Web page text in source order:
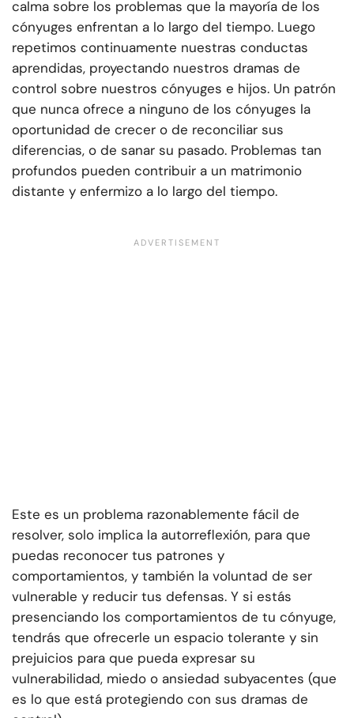
calma sobre los problemas que la mayoría de los
cónyuges enfrentan a lo largo del tiempo. Luego
repetimos continuamente nuestras conductas
aprendidas, proyectando nuestros dramas de
control sobre nuestros cónyuges e hijos. Un patrón
que nunca ofrece a ninguno de los cónyuges la
oportunidad de crecer o de reconciliar sus
diferencias, o de sanar su pasado. Problemas tan
profundos pueden contribuir a un matrimonio
distante y enfermizo a lo largo del tiempo.
Este es un problema razonablemente fácil de
resolver, solo implica la autorreflexión, para que
puedas reconocer tus patrones y
comportamientos, y también la voluntad de ser
vulnerable y reducir tus defensas. Y si estás
presenciando los comportamientos de tu cónyuge,
tendrás que ofrecerle un espacio tolerante y sin
prejuicios para que pueda expresar su
vulnerabilidad, miedo o ansiedad subyacentes (que
es lo que está protegiendo con sus dramas de